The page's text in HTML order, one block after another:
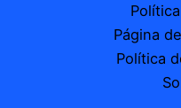
Página
Política